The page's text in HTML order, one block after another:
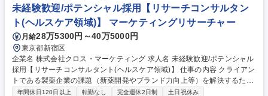
実施、内定者フォロー）(30%) ・採用企画（ジョブマッチング企画補助、
採用ブランディングの企画・広報部との連携や運用など）(20%) 募集職種
【京都】人事部 人事（採用担当） /WEB面接
未経験歓迎/ポテンシャル採用【リサーチコンサルタン
ト(ヘルスケア領域)】 マーケティングリサーチャー
月給28万5300円～40万5000円
東京都新宿区
企業名 株式会社クロス・マーケティング 求人名 未経験歓迎/ポテンシャル
採用【リサーチコンサルタント(ヘルスケア領域)】 仕事の内容 クライアン
トである製薬企業の課題（新薬開発やブランド力向上等）を解決するため
に、顧客のニーズ把握、調査票作成、実査、調査結果の集計・分析、報告
年間休日120日以上 転勤なし 完全週休2日制 土日祝休み